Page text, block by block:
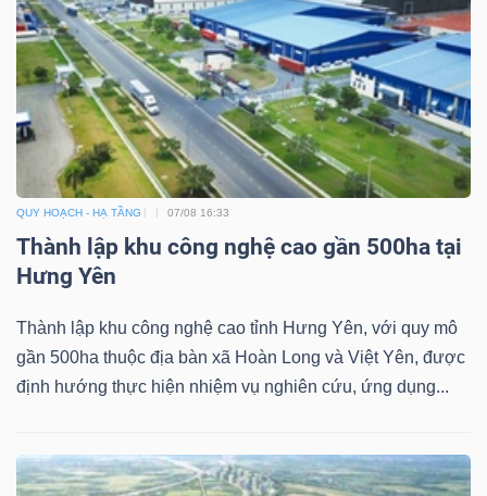
QUY HOẠCH - HẠ TẦNG 07/08 16:33
Thành lập khu công nghệ cao gần 500ha tại
Hưng Yên
Thành lập khu công nghệ cao tỉnh Hưng Yên, với quy mô
gần 500ha thuộc địa bàn xã Hoàn Long và Việt Yên, được
định hướng thực hiện nhiệm vụ nghiên cứu, ứng dụng...
SỨC
KHỎE
TÀI
CHÍNH
CÔNG
NGHỆ
THÔNG